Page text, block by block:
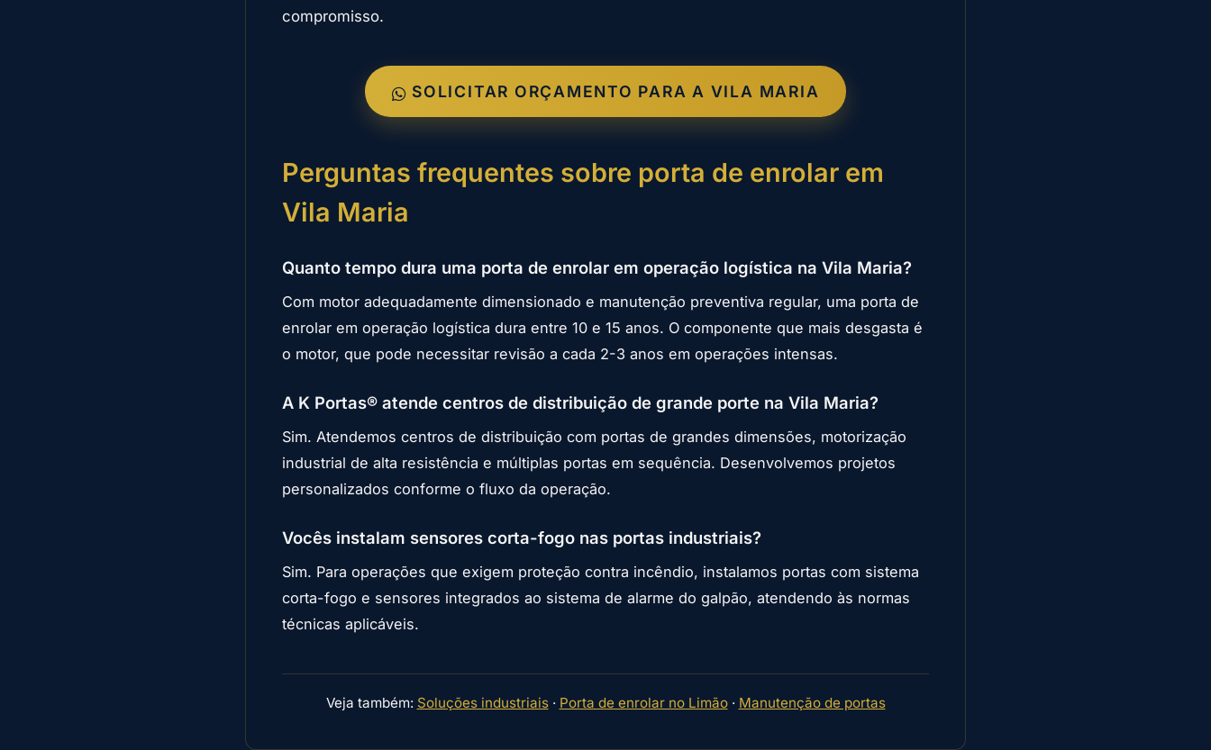
compromisso.
SOLICITAR ORÇAMENTO PARA A VILA MARIA
Perguntas frequentes sobre porta de enrolar em
Vila Maria
Quanto tempo dura uma porta de enrolar em operação logística na Vila Maria?
Com motor adequadamente dimensionado e manutenção preventiva regular, uma porta de
enrolar em operação logística dura entre 10 e 15 anos. O componente que mais desgasta é
o motor, que pode necessitar revisão a cada 2-3 anos em operações intensas.
A K Portas® atende centros de distribuição de grande porte na Vila Maria?
Sim. Atendemos centros de distribuição com portas de grandes dimensões, motorização
industrial de alta resistência e múltiplas portas em sequência. Desenvolvemos projetos
personalizados conforme o fluxo da operação.
Vocês instalam sensores corta-fogo nas portas industriais?
Sim. Para operações que exigem proteção contra incêndio, instalamos portas com sistema
corta-fogo e sensores integrados ao sistema de alarme do galpão, atendendo às normas
técnicas aplicáveis.
Veja também: Soluções industriais· Porta de enrolar no Limão· Manutenção de portas